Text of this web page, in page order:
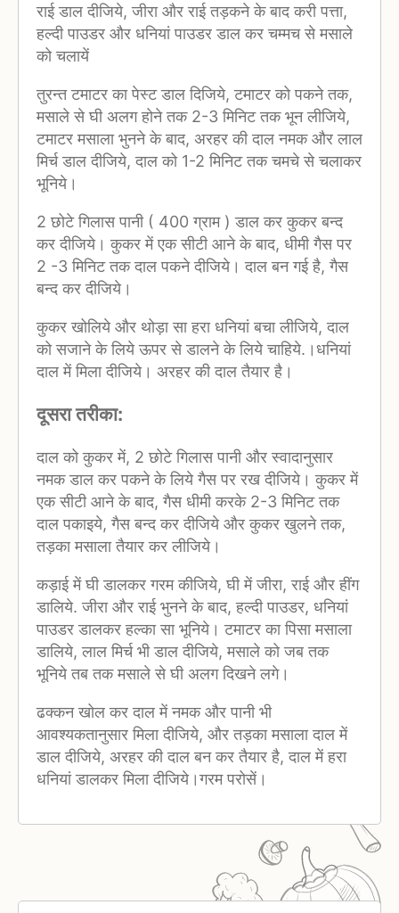
राई डाल दीजिये, जीरा और राई तड़कने के बाद करी पत्ता,
हल्दी पाउडर और धनियां पाउडर डाल कर चम्मच से मसाले
को चलायें
तुरन्त टमाटर का पेस्ट डाल दिजिये, टमाटर को पकने तक,
मसाले से घी अलग होने तक 2-3 मिनिट तक भून लीजिये,
टमाटर मसाला भुनने के बाद, अरहर की दाल नमक और लाल
मिर्च डाल दीजिये, दाल को 1-2 मिनिट तक चमचे से चलाकर
भूनिये।
2 छोटे गिलास पानी ( 400 ग्राम ) डाल कर कुकर बन्द
कर दीजिये। कुकर में एक सीटी आने के बाद, धीमी गैस पर
2 -3 मिनिट तक दाल पकने दीजिये। दाल बन गई है, गैस
बन्द कर दीजिये।
कुकर खोलिये और थोड़ा सा हरा धनियां बचा लीजिये, दाल
को सजाने के लिये ऊपर से डालने के लिये चाहिये.।धनियां
दाल में मिला दीजिये। अरहर की दाल तैयार है।
दूसरा तरीका:
दाल को कुकर में, 2 छोटे गिलास पानी और स्वादानुसार
नमक डाल कर पकने के लिये गैस पर रख दीजिये। कुकर में
एक सीटी आने के बाद, गैस धीमी करके 2-3 मिनिट तक
दाल पकाइये, गैस बन्द कर दीजिये और कुकर खुलने तक,
तड़का मसाला तैयार कर लीजिये।
कड़ाई में घी डालकर गरम कीजिये, घी में जीरा, राई और हींग
डालिये. जीरा और राई भुनने के बाद, हल्दी पाउडर, धनियां
पाउडर डालकर हल्का सा भूनिये। टमाटर का पिसा मसाला
डालिये, लाल मिर्च भी डाल दीजिये, मसाले को जब तक
भूनिये तब तक मसाले से घी अलग दिखने लगे।
ढक्कन खोल कर दाल में नमक और पानी भी
आवश्यकतानुसार मिला दीजिये, और तड़का मसाला दाल में
डाल दीजिये, अरहर की दाल बन कर तैयार है, दाल में हरा
धनियां डालकर मिला दीजिये।गरम परोसें।